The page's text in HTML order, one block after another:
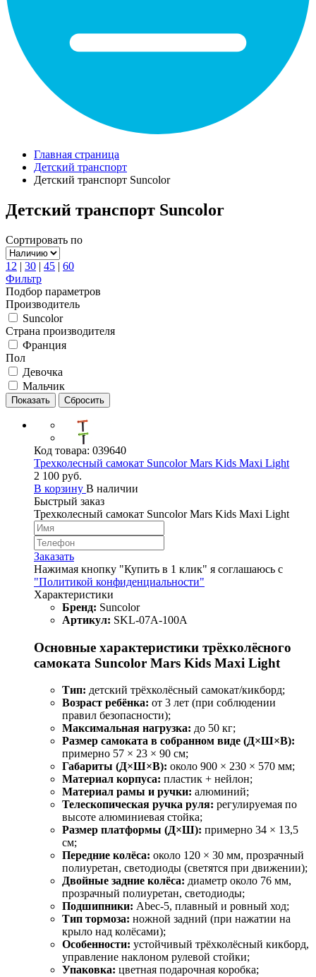
Главная страница
Детский транспорт
Детский транспорт Suncolor
Детский транспорт Suncolor
Сортировать по
12 | 30 | 45 | 60
Фильтр
Подбор параметров
Производитель
Suncolor
Страна производителя
Франция
Пол
Девочка
Мальчик
Код товара: 039640
Трехколесный самокат Suncolor Mars Kids Maxi Light
2 100 руб.
В корзину В наличии
Быстрый заказ
Трехколесный самокат Suncolor Mars Kids Maxi Light
Заказать
Нажимая кнопку "Купить в 1 клик" я соглашаюсь с
"Политикой конфиденциальности"
Характеристики
Бренд: Suncolor
Артикул: SKL-07A-100A
Основные характеристики трёхколёсного
самоката Suncolor Mars Kids Maxi Light
Тип: детский трёхколёсный самокат/кикборд;
Возраст ребёнка: от 3 лет (при соблюдении
правил безопасности);
Максимальная нагрузка: до 50 кг;
Размер самоката в собранном виде (Д×Ш×В):
примерно 57 × 23 × 90 см;
Габариты (Д×Ш×В): около 900 × 230 × 570 мм;
Материал корпуса: пластик + нейлон;
Материал рамы и ручки: алюминий;
Телескопическая ручка руля: регулируемая по
высоте алюминиевая стойка;
Размер платформы (Д×Ш): примерно 34 × 13,5
см;
Передние колёса: около 120 × 30 мм, прозрачный
полиуретан, светодиоды (светятся при движении);
Двойные задние колёса: диаметр около 76 мм,
прозрачный полиуретан, светодиоды;
Подшипники: Abec‑5, плавный и ровный ход;
Тип тормоза: ножной задний (при нажатии на
крыло над колёсами);
Особенности: устойчивый трёхколёсный кикборд,
управление наклоном рулевой стойки;
Упаковка: цветная подарочная коробка;